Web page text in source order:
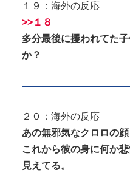
１９：海外の反応
>>１８
多分最後に攫われてた
か？
２０：海外の反応
あの無邪気なクロロの顔
これから彼の身に何か
見えてる。